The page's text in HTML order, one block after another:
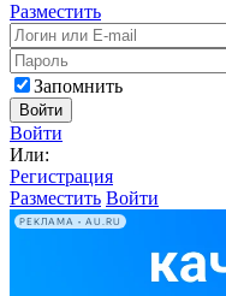
Разместить
Запомнить
Войти
Войти
Или:
Регистрация
Разместить Войти
РЕКЛАМА • AU.RU